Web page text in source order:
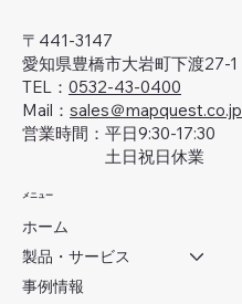
〒441-3147
愛知県豊橋市大岩町下渡27-1
TEL： 0532-43-0400
Mail： sales＠mapquest.co.jp
営業時間：平日9:30-17:30
土日祝日休業
メニュー
ホーム
製品・サービス
事例情報